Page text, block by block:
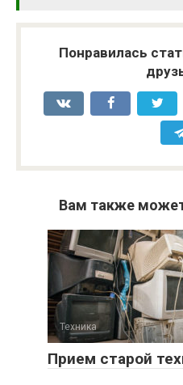
Понравилась
Вам также
Техника
Прием старой